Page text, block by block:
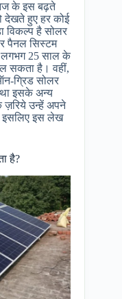
के इस बढ़ते
देखते हुए हर कोई
विकल्प है सोलर
पैनल सिस्टम
लगभग 25 साल के
सकता है। वहीं,
ग्रिड सोलर
इसके अन्य
ज़रिये उन्हें अपने
इसलिए इस लेख
है?